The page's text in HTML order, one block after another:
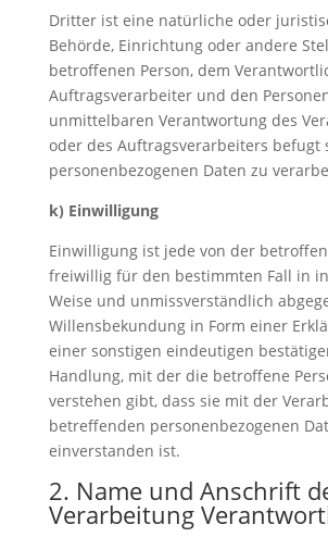
Dritter ist eine natürliche oder
Behörde, Einrichtung oder andere
betroffenen Person, dem
Auftragsverarbeiter und den
unmittelbaren Verantwortung des
oder des Auftragsverarbeiters befugt
personenbezogenen Daten zu
k) Einwilligung
Einwilligung ist jede von der
freiwillig für den bestimmten Fall in
Weise und unmissverständlich
Willensbekundung in Form einer
einer sonstigen eindeutigen
Handlung, mit der die betroffene
verstehen gibt, dass sie mit der
betreffenden personenbezogenen
einverstanden ist.
2. Name und Anschrift
Verarbeitung